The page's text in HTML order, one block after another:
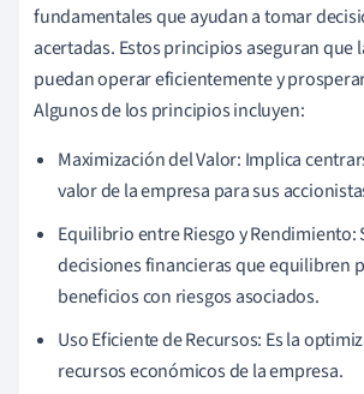
fundamentales que ayudan a tomar
acertadas. Estos principios aseguran que
puedan operar eficientemente y
Algunos de los principios incluyen:
Maximización del Valor: Implica
valor de la empresa para sus
Equilibrio entre Riesgo y Rendimiento:
decisiones financieras que equilibren
beneficios con riesgos asociados.
Uso Eficiente de Recursos: Es la
recursos económicos de la empresa.